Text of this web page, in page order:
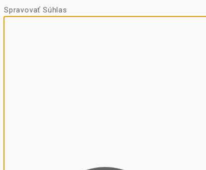
Spravovať Súhlas